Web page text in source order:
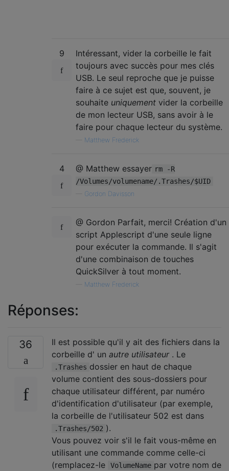
9
Intéressant, vider la corbeille le fait
toujours avec succès pour mes clés
USB. Le seul reproche que je puisse
faire à ce sujet est que, souvent, je
souhaite uniquement vider la corbeille
de mon lecteur USB, sans avoir à le
faire pour chaque lecteur du système.
Matthew Frederick
4 @ Matthew essayer rm -R
/Volumes/volumename/.Trashes/$UID
Gordon Davisson
@ Gordon Parfait, merci! Création d'un
script Applescript d'une seule ligne
pour exécuter la commande. Il s'agit
d'une combinaison de touches
QuickSilver à tout moment.
Matthew Frederick
Réponses:
36
Il est possible qu'il y ait des fichiers dans la
corbeille d' un autre utilisateur . Le
.Trashes dossier en haut de chaque
volume contient des sous-dossiers pour
chaque utilisateur différent, par numéro
d'identification d'utilisateur (par exemple,
la corbeille de l'utilisateur 502 est dans
.Trashes/502 ).
Vous pouvez voir s'il le fait vous-même en
utilisant une commande comme celle-ci
(remplacez-le
VolumeName par votre nom de